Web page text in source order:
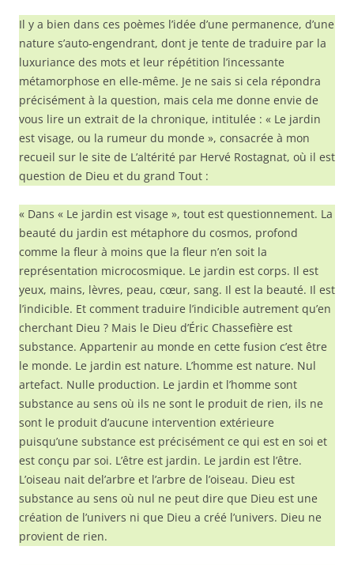
Il y a bien dans ces poèmes l’idée d’une permanence, d’une
nature s’auto-engendrant, dont je tente de traduire par la
luxuriance des mots et leur répétition l’incessante
métamorphose en elle-même. Je ne sais si cela répondra
précisément à la question, mais cela me donne envie de
vous lire un extrait de la chronique, intitulée : « Le jardin
est visage, ou la rumeur du monde », consacrée à mon
recueil sur le site de L’altérité par Hervé Rostagnat, où il est
question de Dieu et du grand Tout :
« Dans « Le jardin est visage », tout est questionnement. La
beauté du jardin est métaphore du cosmos, profond
comme la fleur à moins que la fleur n’en soit la
représentation microcosmique. Le jardin est corps. Il est
yeux, mains, lèvres, peau, cœur, sang. Il est la beauté. Il est
l’indicible. Et comment traduire l’indicible autrement qu’en
cherchant Dieu ? Mais le Dieu d’Éric Chassefière est
substance. Appartenir au monde en cette fusion c’est être
le monde. Le jardin est nature. L’homme est nature. Nul
artefact. Nulle production. Le jardin et l’homme sont
substance au sens où ils ne sont le produit de rien, ils ne
sont le produit d’aucune intervention extérieure
puisqu’une substance est précisément ce qui est en soi et
est conçu par soi. L’être est jardin. Le jardin est l’être.
L’oiseau nait del’arbre et l’arbre de l’oiseau. Dieu est
substance au sens où nul ne peut dire que Dieu est une
création de l’univers ni que Dieu a créé l’univers. Dieu ne
provient de rien.